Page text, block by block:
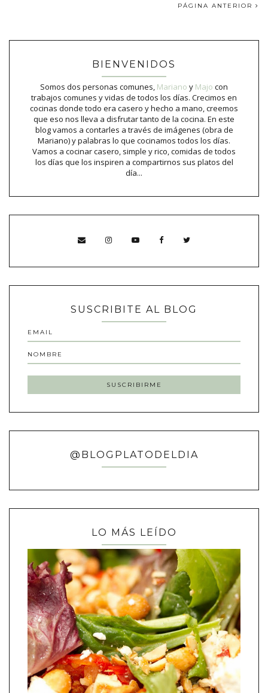
PÁGINA ANTERIOR
BIENVENIDOS
Somos dos personas comunes, Mariano y Majo con
trabajos comunes y vidas de todos los días. Crecimos en
cocinas donde todo era casero y hecho a mano, creemos
que eso nos lleva a disfrutar tanto de la cocina. En este
blog vamos a contarles a través de imágenes (obra de
Mariano) y palabras lo que cocinamos todos los días.
Vamos a cocinar casero, simple y rico, comidas de todos
los días que los inspiren a compartirnos sus platos del
día...
SUSCRIBITE AL BLOG
@BLOGPLATODELDIA
LO MÁS LEÍDO